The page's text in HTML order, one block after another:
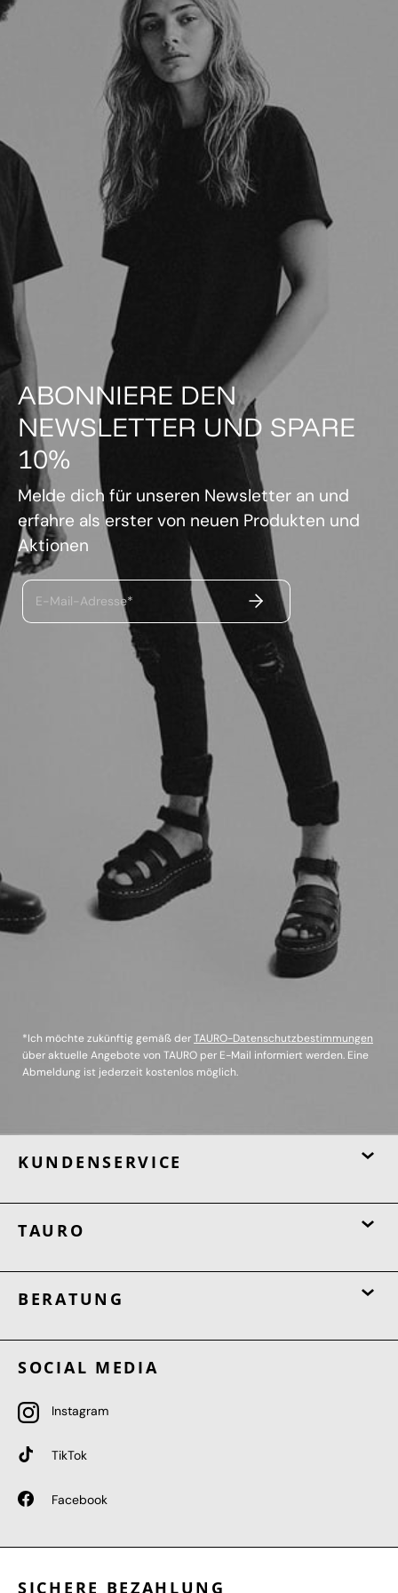
ABONNIERE DEN
NEWSLETTER UND SPARE
10%
Melde dich für unseren Newsletter an und
erfahre als erster von neuen Produkten und
Aktionen
E-Mail-Adresse* ABSENDEN
*Ich möchte zukünftig gemäß derTAURO-Datenschutzbestimmungen
über aktuelle Angebote von TAURO per E-Mail informiert werden. Eine
Abmeldung ist jederzeit kostenlos möglich.
KUNDENSERVICE
TAURO
BERATUNG
SOCIAL MEDIA
Instagram
TikTok
Facebook
SICHERE BEZAHLUNG